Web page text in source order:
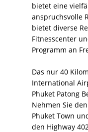
bietet eine
anspruchsvolle
bietet diverse
Fitnesscenter
Programm an
Das nur 40
International
Phuket Patong
Nehmen Sie
Phuket Town
den Highway